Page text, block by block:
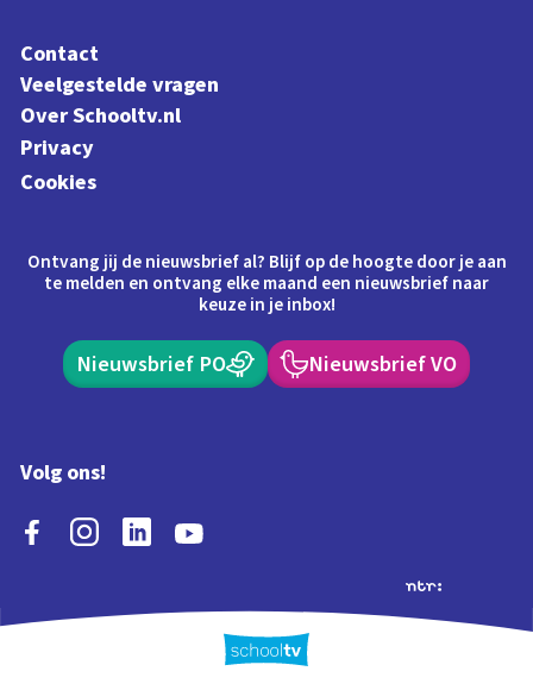
Contact
Veelgestelde vragen
Over Schooltv.nl
Privacy
Cookies
Ontvang jij de nieuwsbrief al? Blijf op de hoogte door je aan
te melden en ontvang elke maand een nieuwsbrief naar
keuze in je inbox!
Nieuwsbrief PO Nieuwsbrief VO
Volg ons!